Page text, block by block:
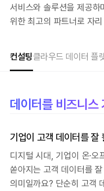
서비스와 솔루션을 제공
위한 최고의 파트너로 자
컨설팅클라우드 데이터 플
데이터를 비즈니스
기업이 고객 데이터를 잘
디지털 시대, 기업이 온·오
쏟아지는 고객 데이터를
의미일까요? 단순히 고객